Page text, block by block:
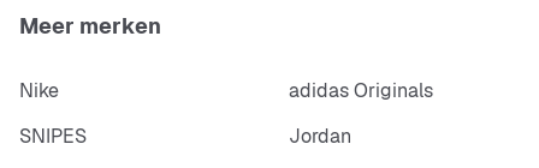
Extra grote zakken aan de voorkant
4-delige capuchon
Meer merken
Nike
adidas Originals
SNIPES
Jordan